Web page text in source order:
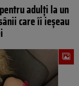
adulți la un
care îi ieșeau